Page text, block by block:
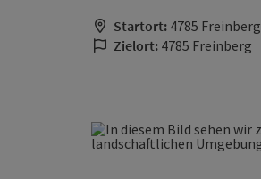
Startort: 4785 Freinberg
Zielort: 4785 Freinberg